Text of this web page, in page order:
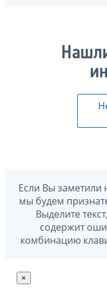
Если Вы заметили
мы будем
Выделите
содержит
комбинацию
×